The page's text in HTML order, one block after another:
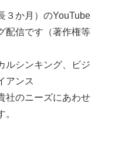
３か月）のYouTube
配信です（著作権等
ルシンキング、ビジ
アンス
社のニーズにあわせ